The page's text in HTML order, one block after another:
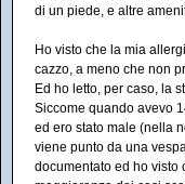
di un piede, e altre
Ho visto che la mia
cazzo, a meno che non
Ed ho letto, per caso, la
Siccome quando avevo
ed ero stato male (nella
viene punto da una
documentato ed ho visto